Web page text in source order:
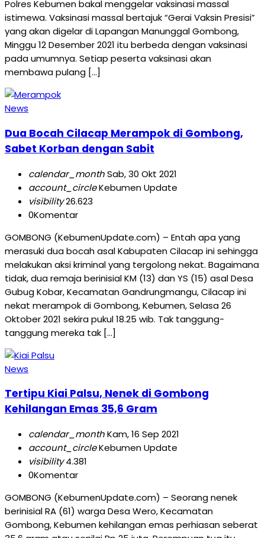
Polres Kebumen bakal menggelar vaksinasi massal
istimewa. Vaksinasi massal bertajuk “Gerai Vaksin Presisi”
yang akan digelar di Lapangan Manunggal Gombong,
Minggu 12 Desember 2021 itu berbeda dengan vaksinasi
pada umumnya. Setiap peserta vaksinasi akan
membawa pulang […]
News
Dua Bocah Cilacap Merampok di Gombong,
Sabet Korban dengan Sabit
calendar_monthSab, 30 Okt 2021
account_circleKebumen Update
visibility26.623
0Komentar
GOMBONG (KebumenUpdate.com) – Entah apa yang
merasuki dua bocah asal Kabupaten Cilacap ini sehingga
melakukan aksi kriminal yang tergolong nekat. Bagaimana
tidak, dua remaja berinisial KM (13) dan YS (15) asal Desa
Gubug Kobar, Kecamatan Gandrungmangu, Cilacap ini
nekat merampok di Gombong, Kebumen, Selasa 26
Oktober 2021 sekira pukul 18.25 wib. Tak tanggung-
tanggung mereka tak […]
News
Tertipu Kiai Palsu, Nenek di Gombong
Kehilangan Emas 35,6 Gram
calendar_monthKam, 16 Sep 2021
account_circleKebumen Update
visibility4.381
0Komentar
GOMBONG (KebumenUpdate.com) – Seorang nenek
berinisial RA (61) warga Desa Wero, Kecamatan
Gombong, Kebumen kehilangan emas perhiasan seberat